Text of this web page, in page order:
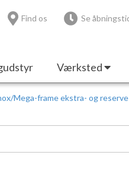
Find os Se
Værksted
Mega-frame ekstra- og